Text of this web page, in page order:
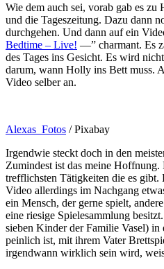
Wie dem auch sei, vorab gab es zu
und die Tageszeitung. Dazu dann
durchgehen. Und dann auf ein
Bedtime – Live! —” charmant. Es
des Tages ins Gesicht. Es wird
darum, wann Holly ins Bett muss.
Video selber an.
Alexas_Fotos / Pixabay
Irgendwie steckt doch in den
Zumindest ist das meine Hoffnung.
trefflichsten Tätigkeiten die es gibt.
Video allerdings im Nachgang
ein Mensch, der gerne spielt,
eine riesige Spielesammlung
sieben Kinder der Familie Vasel)
peinlich ist, mit ihrem Vater
irgendwann wirklich sein wird,